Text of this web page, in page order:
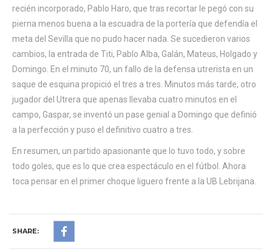
recién incorporado, Pablo Haro, que tras recortar le pegó con su
pierna menos buena a la escuadra de la portería que defendía el
meta del Sevilla que no pudo hacer nada. Se sucedieron varios
cambios, la entrada de Titi, Pablo Alba, Galán, Mateus, Holgado y
Domingo. En el minuto 70, un fallo de la defensa utrerista en un
saque de esquina propició el tres a tres. Minutos más tarde, otro
jugador del Utrera que apenas llevaba cuatro minutos en el
campo, Gaspar, se inventó un pase genial a Domingo que definió
a la perfección y puso el definitivo cuatro a tres.
En resumen, un partido apasionante que lo tuvo todo, y sobre
todo goles, que es lo que crea espectáculo en el fútbol. Ahora
toca pensar en el primer choque liguero frente a la UB Lebrijana.
SHARE: